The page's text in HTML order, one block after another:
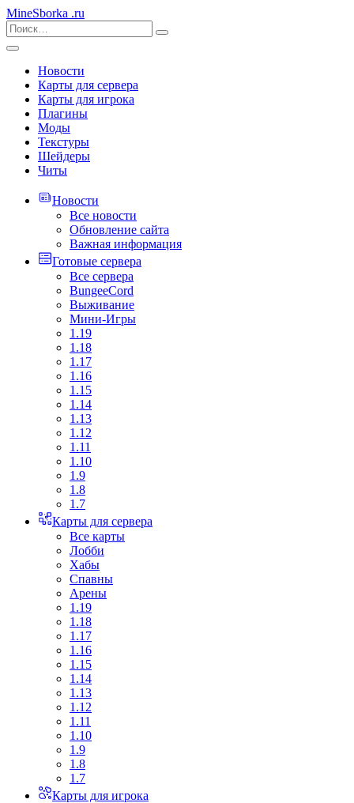
MineSborka .ru
Новости
Карты для сервера
Карты для игрока
Плагины
Моды
Текстуры
Шейдеры
Читы
Новости
Все новости
Обновление сайта
Важная информация
Готовые сервера
Все сервера
BungeeCord
Выживание
Мини-Игры
1.19
1.18
1.17
1.16
1.15
1.14
1.13
1.12
1.11
1.10
1.9
1.8
1.7
Карты для сервера
Все карты
Лобби
Хабы
Спавны
Арены
1.19
1.18
1.17
1.16
1.15
1.14
1.13
1.12
1.11
1.10
1.9
1.8
1.7
Карты для игрока